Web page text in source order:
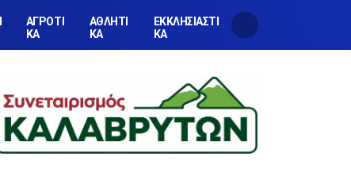
ΑΓΡΟΤΙ
ΚΑ
ΑΘΛΗΤΙ
ΚΑ
ΕΚΚΛΗΣΙΑΣΤΙ
ΚΑ